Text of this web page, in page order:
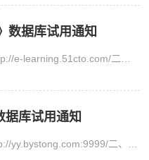
数据库试用通知
据库试用通知